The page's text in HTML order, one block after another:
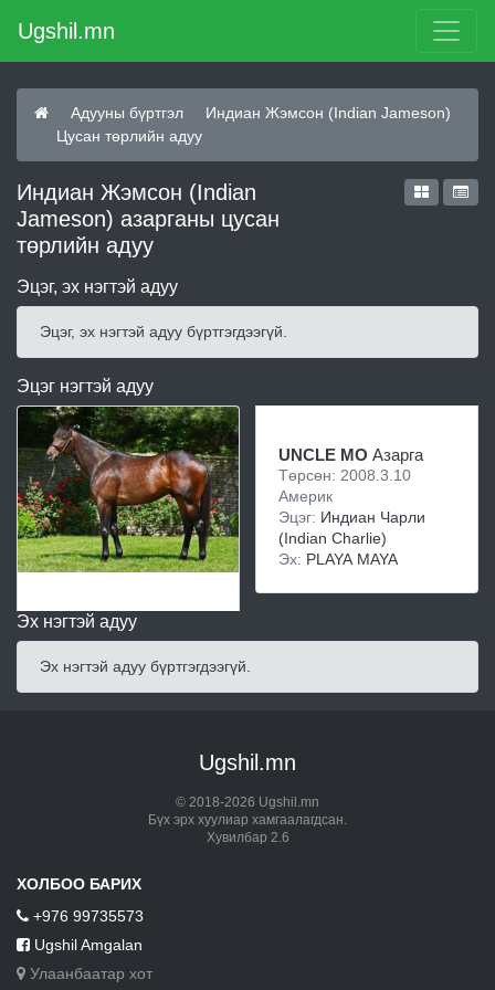
Ugshil.mn
Адууны бүртгэл
Индиан Жэмсон (Indian Jameson)
Цусан төрлийн адуу
Индиан Жэмсон (Indian
Jameson) азарганы цусан
төрлийн адуу
Эцэг, эх нэгтэй адуу
Эцэг, эх нэгтэй адуу бүртгэгдээгүй.
Эцэг нэгтэй адуу
UNCLE MO Азарга
Төрсөн: 2008.3.10
Америк
Эцэг: Индиан Чарли
(Indian Charlie)
Эх: PLAYA MAYA
Эх нэгтэй адуу
Эх нэгтэй адуу бүртгэгдээгүй.
Ugshil.mn
© 2018-2026 Ugshil.mn
Бүх эрх хуулиар хамгаалагдсан.
Хувилбар 2.6
ХОЛБОО БАРИХ
+976 99735573
Ugshil Amgalan
Улаанбаатар хот